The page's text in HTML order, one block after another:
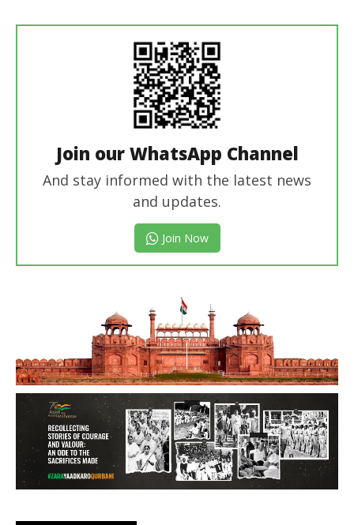
Join our WhatsApp Channel
And stay informed with the latest news
and updates.
Join Now